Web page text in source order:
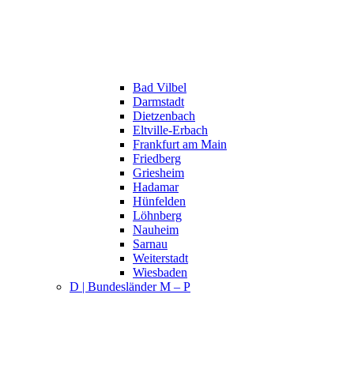
Bad Vilbel
Darmstadt
Dietzenbach
Eltville-Erbach
Frankfurt am Main
Friedberg
Griesheim
Hadamar
Hünfelden
Löhnberg
Nauheim
Sarnau
Weiterstadt
Wiesbaden
D | Bundesländer M – P